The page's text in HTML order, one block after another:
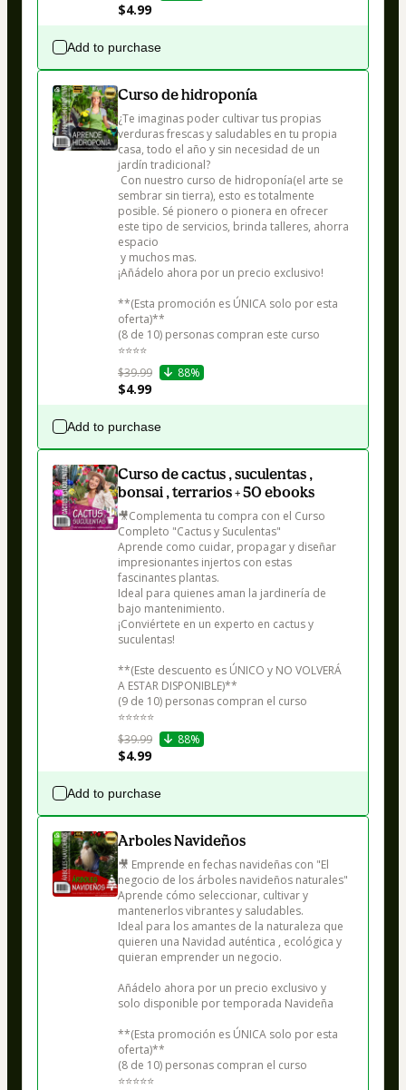
$4.99
Add to purchase
Curso de hidroponía
¿Te imaginas poder cultivar tus propias
verduras frescas y saludables en tu propia
casa, todo el año y sin necesidad de un
jardín tradicional?
sembrar sin tierra), esto es totalmente
posible. Sé pionero o pionera en ofrecer
este tipo de servicios, brinda talleres, ahorra
espacio
¡Añádelo ahora por un precio exclusivo!
**(Esta promoción es ÚNICA solo por esta
oferta)**
(8 de 10) personas compran este curso
⭐⭐⭐⭐
$39.99
88%
$4.99
Add to purchase
Curso de cactus , suculentas ,
bonsai , terrarios + 50 ebooks
🎥Complementa tu compra con el Curso
Completo "Cactus y Suculentas"
Aprende como cuidar, propagar y diseñar
impresionantes injertos con estas
fascinantes plantas.
Ideal para quienes aman la jardinería de
bajo mantenimiento.
¡Conviértete en un experto en cactus y
suculentas!
**(Este descuento es ÚNICO y NO VOLVERÁ
A ESTAR DISPONIBLE)**
(9 de 10) personas compran el curso
⭐⭐⭐⭐⭐
$39.99
88%
$4.99
Add to purchase
Arboles Navideños
🎥 Emprende en fechas navideñas con "El
negocio de los árboles navideños naturales"
Aprende cómo seleccionar, cultivar y
mantenerlos vibrantes y saludables.
Ideal para los amantes de la naturaleza que
quieren una Navidad auténtica , ecológica y
quieran emprender un negocio.
Añádelo ahora por un precio exclusivo y
solo disponible por temporada Navideña
**(Esta promoción es ÚNICA solo por esta
oferta)**
(8 de 10) personas compran el curso
⭐⭐⭐⭐⭐